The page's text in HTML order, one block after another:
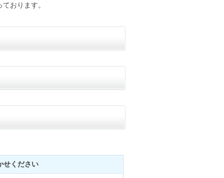
おります。
せください